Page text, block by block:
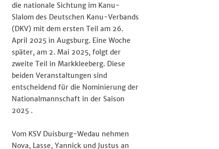
die nationale Sichtung im Kanu-
Slalom des Deutschen Kanu-Verbands
(DKV) mit dem ersten Teil am 26.
April 2025 in Augsburg. Eine Woche
später, am 2. Mai 2025, folgt der
zweite Teil in Markkleeberg. Diese
beiden Veranstaltungen sind
entscheidend für die Nominierung der
Nationalmannschaft in der Saison
2025 .​
Vom KSV Duisburg-Wedau nehmen
Nova, Lasse, Yannick und Justus an